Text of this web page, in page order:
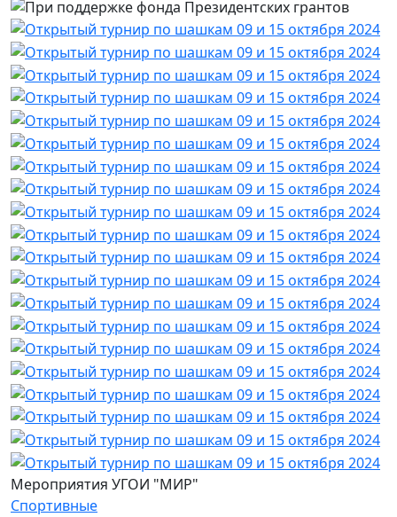
Мероприятия УГОИ "МИР"
Спортивные